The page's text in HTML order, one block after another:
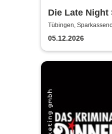
Die Late Night
Tuncer
Tübingen,
05.12.2026